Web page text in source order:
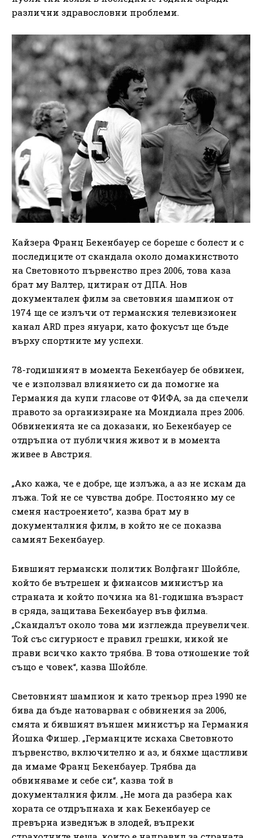
различни здравословни проблеми.
Кайзера Франц Бекенбауер се бореше с болест и с
последиците от скандала около домакинството
на Световното първенство през 2006, това каза
брат му Валтер, цитиран от ДПА. Нов
документален филм за световния шампион от
1974 ще се излъчи от германския телевизионен
канал ARD през януари, като фокусът ще бъде
върху спортните му успехи.
78-годишният в момента Бекенбауер бе обвинен,
че е използвал влиянието си да помогне на
Германия да купи гласове от ФИФА, за да спечели
правото за организиране на Мондиала през 2006.
Обвиненията не са доказани, но Бекенбауер се
отдръпна от публичния живот и в момента
живее в Австрия.
„Ако кажа, че е добре, ще излъжа, а аз не искам да
лъжа. Той не се чувства добре. Постоянно му се
сменя настроението“, казва брат му в
документалния филм, в който не се показва
самият Бекенбауер.
Бившият германски политик Волфганг Шойбле,
който бе вътрешен и финансов министър на
страната и който почина на 81-годишна възраст
в сряда, защитава Бекенбауер във филма.
„Скандалът около това ми изглежда преувеличен.
Той със сигурност е правил грешки, никой не
прави всичко както трябва. В това отношение той
също е човек“, казва Шойбле.
Световният шампион и като треньор през 1990 не
бива да бъде натоварван с обвинения за 2006,
смята и бившият външен министър на Германия
Йошка Фишер. „Германците искаха Световното
първенство, включително и аз, и бяхме щастливи
да имаме Франц Бекенбауер. Трябва да
обвиняваме и себе си“, казва той в
документалния филм. „Не мога да разбера как
хората се отдръпнаха и как Бекенбауер се
превърна изведнъж в злодей, въпреки